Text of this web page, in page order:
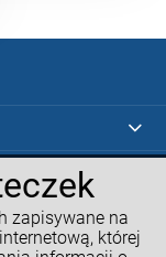
zapisywane na
której